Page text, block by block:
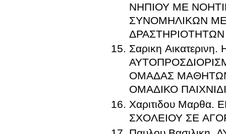
ΝΗΠΙΟΥ ΜΕ
ΣΥΝΟΜΗΛΙΚΩΝ
Σαρικη
ΟΜΑΔΑΣ
ΟΜΑΔΙΚΟ ΠΑΙΧΝΙΔΙ
Χαριτιδου
ΣΧΟΛΕΙΟΥ ΣΕ